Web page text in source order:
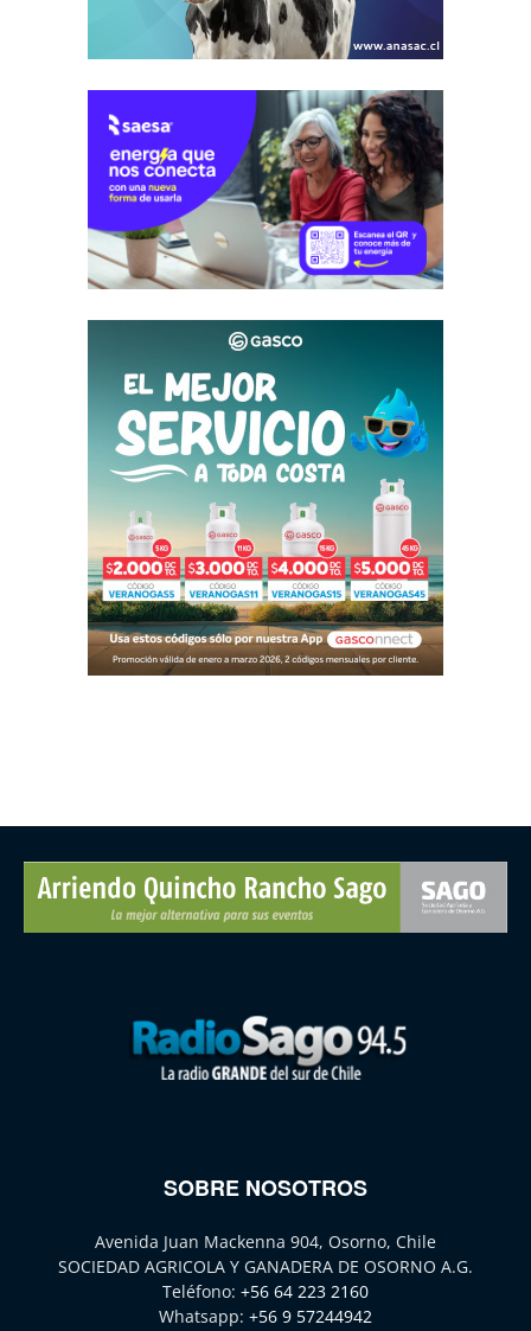
SOBRE NOSOTROS
Avenida Juan Mackenna 904, Osorno, Chile
SOCIEDAD AGRICOLA Y GANADERA DE OSORNO A.G.
Teléfono: +56 64 223 2160
Whatsapp: +56 9 57244942